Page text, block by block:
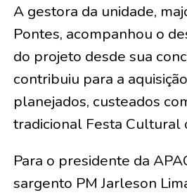
A gestora da unidade,
Pontes, acompanhou o
do projeto desde sua
contribuiu para a
planejados, custeados
tradicional Festa Cultural
Para o presidente da
sargento PM Jarleson